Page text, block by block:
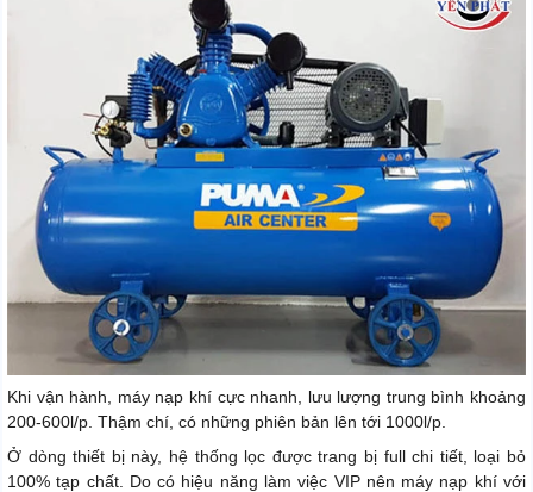
Khi vận hành, máy nạp khí cực nhanh, lưu lượng trung bình khoảng
200-600l/p. Thậm chí, có những phiên bản lên tới 1000l/p.
Ở dòng thiết bị này, hệ thống lọc được trang bị full chi tiết, loại bỏ
100% tạp chất. Do có hiệu năng làm việc VIP nên máy nạp khí với